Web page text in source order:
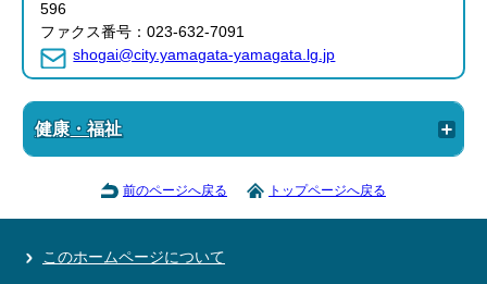
596
ファクス番号：023-632-7091
shogai@city.yamagata-yamagata.lg.jp
健康・福祉
前のページへ戻る トップページへ戻る
このホームページについて